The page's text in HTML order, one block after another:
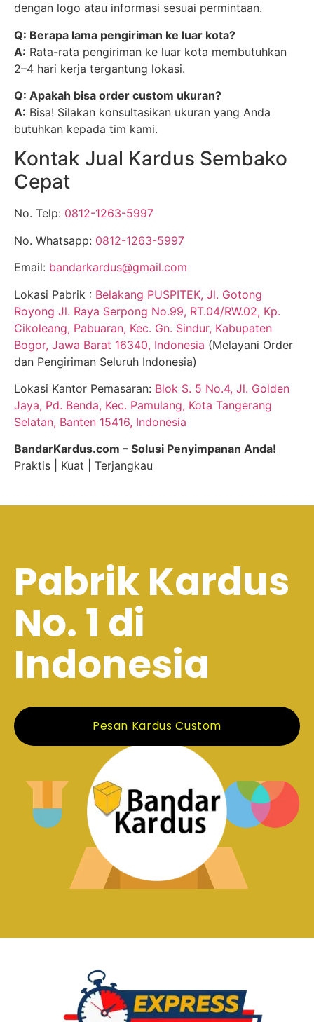
dengan logo atau informasi sesuai permintaan.
Q: Berapa lama pengiriman ke luar kota?
A: Rata-rata pengiriman ke luar kota membutuhkan
2–4 hari kerja tergantung lokasi.
Q: Apakah bisa order custom ukuran?
A: Bisa! Silakan konsultasikan ukuran yang Anda
butuhkan kepada tim kami.
Kontak Jual Kardus Sembako
Cepat
No. Telp: 0812-1263-5997
No. Whatsapp: 0812-1263-5997
Email: bandarkardus@gmail.com
Lokasi Pabrik : Belakang PUSPITEK, Jl. Gotong
Royong Jl. Raya Serpong No.99, RT.04/RW.02, Kp.
Cikoleang, Pabuaran, Kec. Gn. Sindur, Kabupaten
Bogor, Jawa Barat 16340, Indonesia (Melayani Order
dan Pengiriman Seluruh Indonesia)
Lokasi Kantor Pemasaran: Blok S. 5 No.4, Jl. Golden
Jaya, Pd. Benda, Kec. Pamulang, Kota Tangerang
Selatan, Banten 15416, Indonesia
BandarKardus.com – Solusi Penyimpanan Anda!
Praktis | Kuat | Terjangkau
Pabrik Kardus
No. 1 di
Indonesia
Pesan Kardus Custom